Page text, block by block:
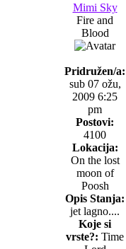
Mimi Sky
Fire and
Blood
Pridružen/a:
sub 07 ožu,
2009 6:25
pm
Postovi:
4100
Lokacija:
On the lost
moon of
Poosh
Opis Stanja:
jet lagno....
Koje si
vrste?: Time